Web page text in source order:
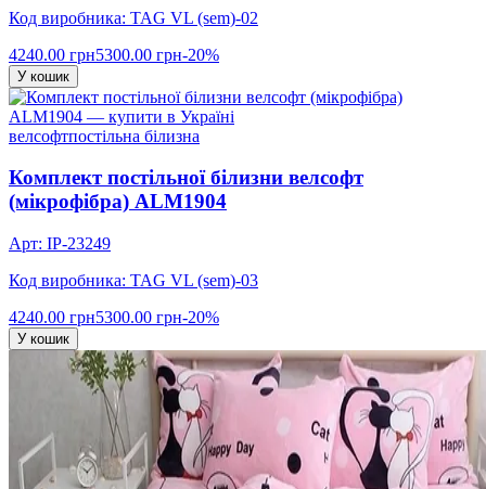
Код виробника: TAG VL (sem)-02
4240.00 грн5300.00 грн-20%
У кошик
велсофтпостільна білизна
Комплект постільної білизни велсофт
(мікрофібра) ALM1904
Арт: IP-23249
Код виробника: TAG VL (sem)-03
4240.00 грн5300.00 грн-20%
У кошик